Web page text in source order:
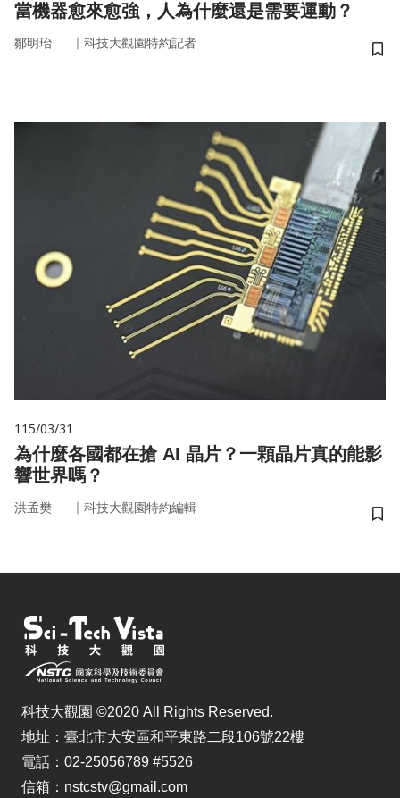
當機器愈來愈強，人為什麼還是需要運動？
鄒明珆 ｜ 科技大觀園特約記者
儲
115/03/31
為什麼各國都在搶 AI 晶片？一顆晶片真的能影
響世界嗎？
洪孟樊 ｜ 科技大觀園特約編輯
儲
科技大觀園 ©2020 All Rights Reserved.
地址：臺北市大安區和平東路二段106號22樓
電話：02-25056789 #5526
信箱：nstcstv@gmail.com